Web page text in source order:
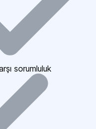
sorumluluk